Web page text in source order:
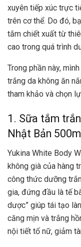
xuyên tiếp xúc trực
trên cơ thể. Do đó,
tắm chiết xuất từ
cao trong quá trình
Trong phần này,
trắng da không ăn
tham khảo và chọn
1. Sữa tắm
Nhật Bản 500ml
Yukina White Body
không già của hàng
công thức dưỡng
gia, đứng đầu là tế
dược” giúp tái tạo
căng mịn và trắng
nội tiết tố nữ, giảm